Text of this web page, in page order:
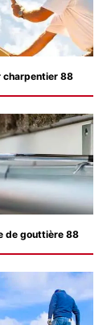
charpentier 88
de gouttière 88